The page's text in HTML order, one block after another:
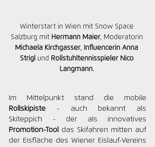
Winterstart in Wien mit Snow Space
Salzburg mit Hermann Maier, Moderatorin
Michaela Kirchgasser, Influencerin Anna
Strigl und Rollstuhltennisspieler Nico
Langmann.
Rollskipiste - auch bekannt als
Promotion-Tool das Skifahren mitten auf
der Eisfläche des Wiener Eislauf-Vereins